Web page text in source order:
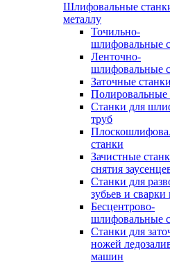
Шлифовальные
металлу
Точильно-
шлифовальные
Ленточно-
шлифовальные
Заточные станки
Полировальные
Станки для
труб
станки
Зачистные
снятия
Станки для
зубьев и сварки
Бесцентрово-
шлифовальные
Станки для
ножей
машин